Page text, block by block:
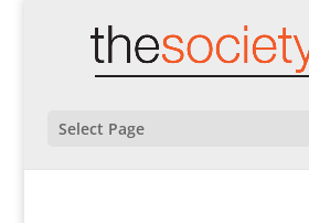
Select Page